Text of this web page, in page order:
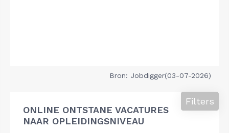
Bron: Jobdigger(03-07-2026)
ONLINE ONTSTANE VACATURES
NAAR OPLEIDINGSNIVEAU
Filters